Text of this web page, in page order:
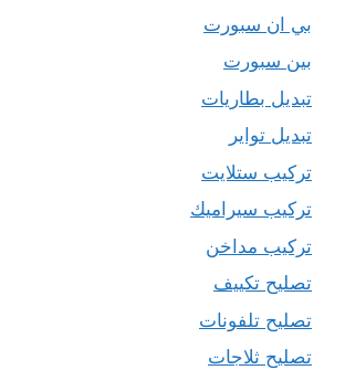
بي ان سبورت
بين سبورت
تبديل بطاريات
تبديل تواير
تركيب ستلايت
تركيب سيراميك
تركيب مداخن
تصليح تكييف
تصليح تلفونات
تصليح ثلاجات